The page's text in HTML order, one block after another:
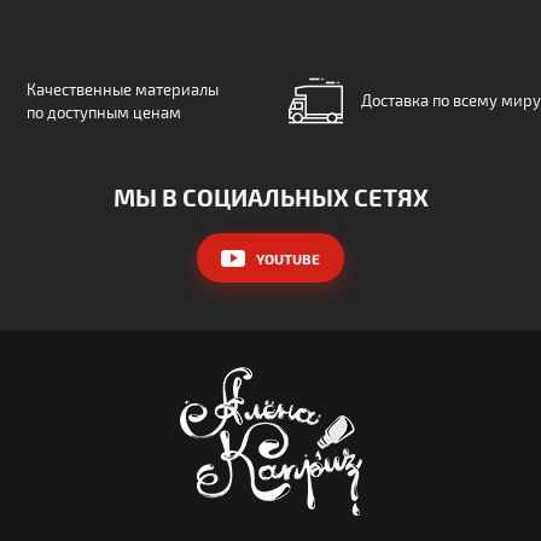
Качественные материалы
по доступным ценам
Доставка по всему миру
МЫ В СОЦИАЛЬНЫХ СЕТЯХ
YOUTUBE